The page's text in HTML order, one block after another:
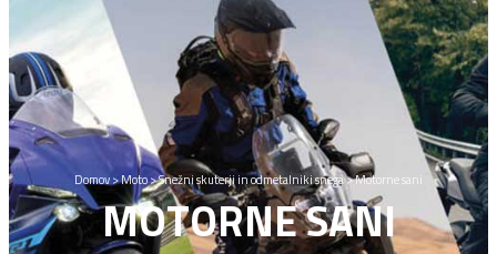
Domov>Moto>Snežni skuterji in odmetalniki snega>Motorne sani
MOTORNE SANI